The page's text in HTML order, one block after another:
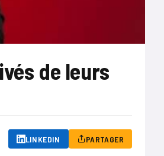
de leurs
LINKEDIN PARTAGER